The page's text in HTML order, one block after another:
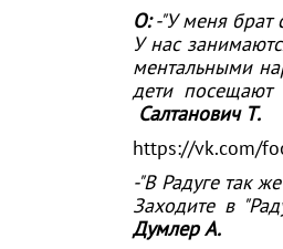
О:-"У меня брат
У нас
ментальными
дети посещают
Салтанович Т.
https://vk.com/
-"В Радуге так
Заходите в
Думлер А.